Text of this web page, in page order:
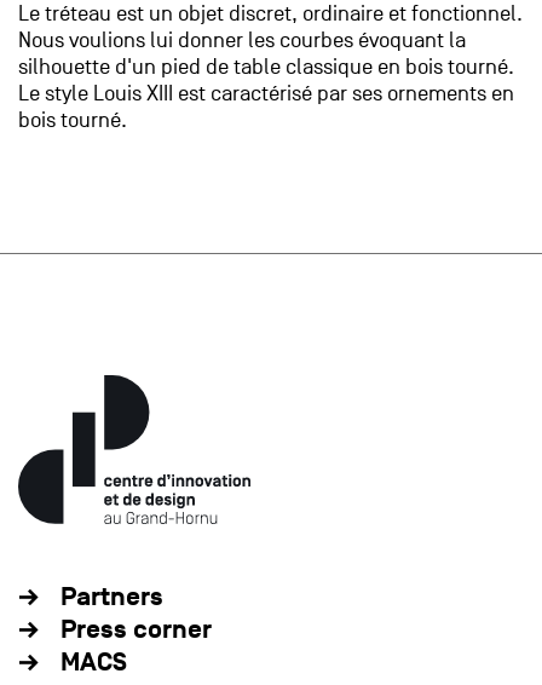
Le tréteau est un objet discret, ordinaire et fonctionnel.
Nous voulions lui donner les courbes évoquant la
silhouette d'un pied de table classique en bois tourné.
Le style Louis XIII est caractérisé par ses ornements en
bois tourné.
Partners
Press corner
MACS